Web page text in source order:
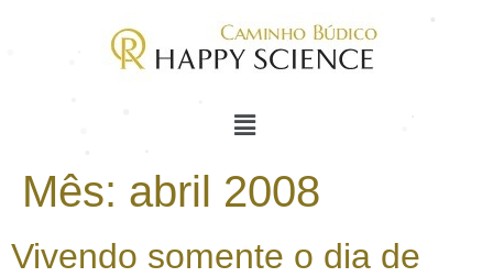
Mês: abril 2008
Vivendo somente o dia de